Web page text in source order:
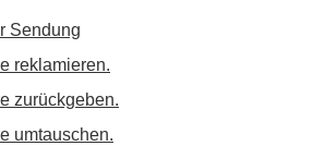
Sendung
reklamieren.
zurückgeben.
umtauschen.